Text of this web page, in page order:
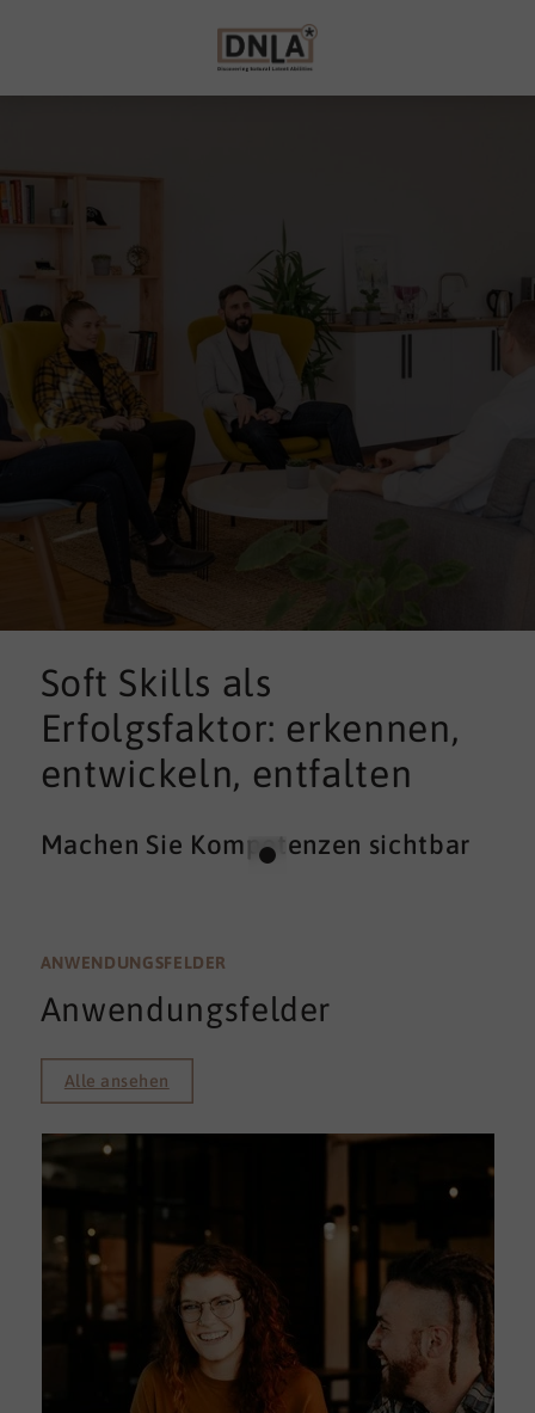
Soft Skills als
Erfolgsfaktor: erkennen,
entwickeln, entfalten
Machen Sie Kompetenzen sichtbar
ANWENDUNGSFELDER
Anwendungsfelder
Alle ansehen